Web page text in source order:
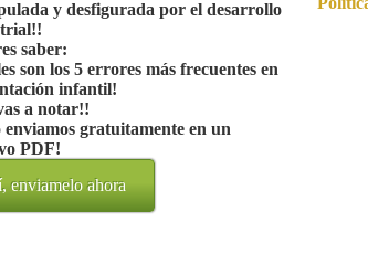
y desfigurada por el desarrollo
saber:
son los 5 errores más frecuentes en
infantil!
a notar!!
enviamos gratuitamente en un
PDF!
enviamelo ahora